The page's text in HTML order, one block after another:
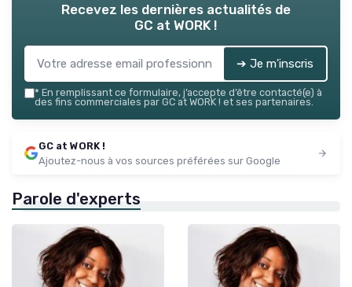
Recevez les dernières actualités de
GC at WORK !
➔ Je m'inscris
* En remplissant ce formulaire, j’accepte d’être contacté(e) à
des fins commerciales par GC at WORK ! et ses partenaires.
GC at WORK !
Ajoutez-nous à vos sources préférées sur Google
Parole d'experts